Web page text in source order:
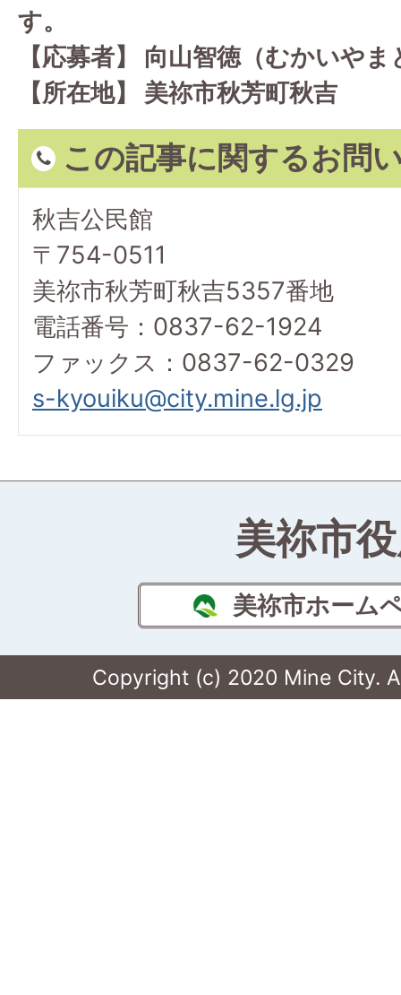
す。
【応募者】 向山智徳（むかいや
【所在地】 美祢市秋芳町秋吉
この記事に関するお問
秋吉公民館
〒754-0511
美祢市秋芳町秋吉5357番地
電話番号：0837-62-1924
ファックス：0837-62-0329
s-kyouiku@city.mine.lg.jp
美祢市
美祢市ホーム
Copyright (c) 2020 Mine City.